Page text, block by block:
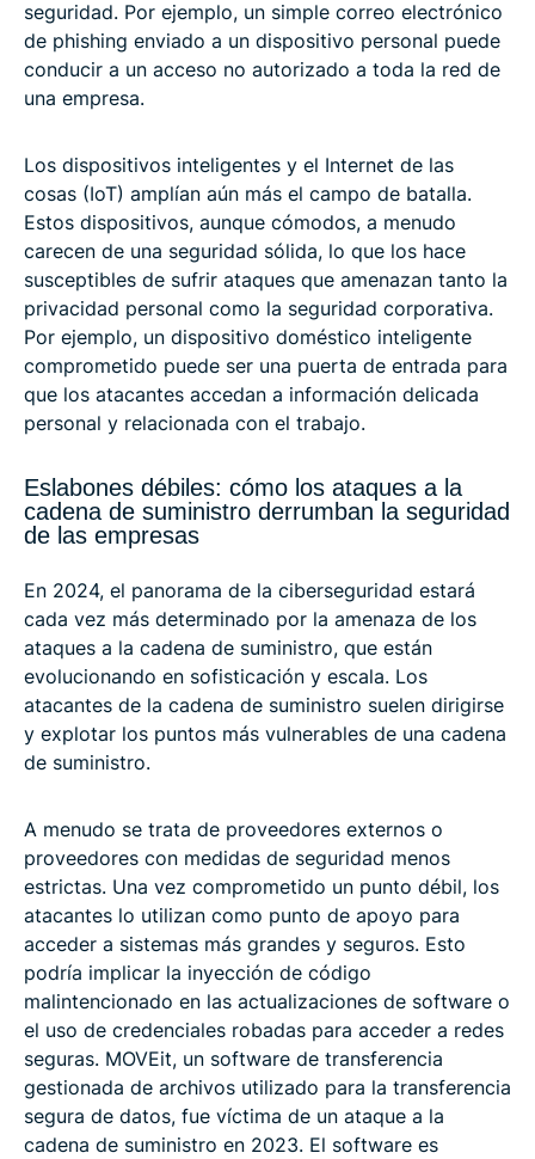
seguridad. Por ejemplo, un simple correo electrónico
de phishing enviado a un dispositivo personal puede
conducir a un acceso no autorizado a toda la red de
una empresa.
Los dispositivos inteligentes y el Internet de las
cosas (IoT) amplían aún más el campo de batalla.
Estos dispositivos, aunque cómodos, a menudo
carecen de una seguridad sólida, lo que los hace
susceptibles de sufrir ataques que amenazan tanto la
privacidad personal como la seguridad corporativa.
Por ejemplo, un dispositivo doméstico inteligente
comprometido puede ser una puerta de entrada para
que los atacantes accedan a información delicada
personal y relacionada con el trabajo.
Eslabones débiles: cómo los ataques a la
cadena de suministro derrumban la seguridad
de las empresas
En 2024, el panorama de la ciberseguridad estará
cada vez más determinado por la amenaza de los
ataques a la cadena de suministro, que están
evolucionando en sofisticación y escala. Los
atacantes de la cadena de suministro suelen dirigirse
y explotar los puntos más vulnerables de una cadena
de suministro.
A menudo se trata de proveedores externos o
proveedores con medidas de seguridad menos
estrictas. Una vez comprometido un punto débil, los
atacantes lo utilizan como punto de apoyo para
acceder a sistemas más grandes y seguros. Esto
podría implicar la inyección de código
malintencionado en las actualizaciones de software o
el uso de credenciales robadas para acceder a redes
seguras. MOVEit, un software de transferencia
gestionada de archivos utilizado para la transferencia
segura de datos, fue víctima de un ataque a la
cadena de suministro en 2023. El software es